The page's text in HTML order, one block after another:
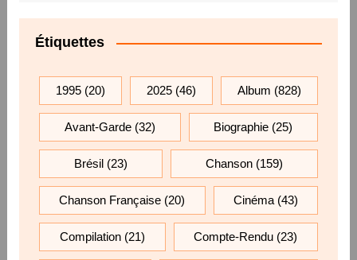
Étiquettes
1995(20) 2025 (46) Album (828)
Avant-Garde(32) Biographie (25)
Brésil (23) Chanson (159)
Chanson Française (20) Cinéma(43)
Compilation(21) Compte-Rendu (23)